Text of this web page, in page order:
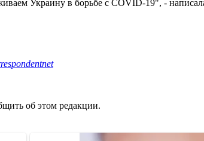
Украину в борьбе с COVID-19", -
об этом редакции.